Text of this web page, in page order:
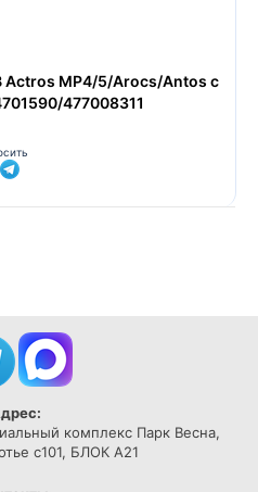
Actros MP4/5/Arocs/Antos с
477008311
комплекс Парк Весна,
с101, БЛОК А21